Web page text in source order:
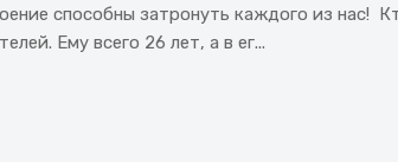
способны затронуть каждого из
Ему всего 26 лет, а в ег...